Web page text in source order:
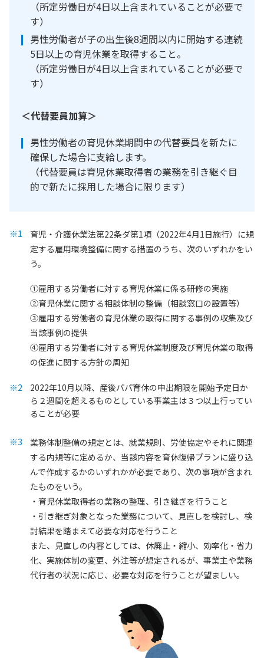
（所定労働日が4日以上含まれていることが必要で
す）
男性労働者が子の出生後8週間以内に開始する連続
5日以上の育児休業を取得すること。
（所定労働日が4日以上含まれていることが必要で
す）
＜代替要員加算＞
男性労働者の育児休業期間中の代替要員を新たに
確保した場合に支給します。
（代替要員は育児休業取得者の業務を引き継ぐ目
的で新たに採用した場合に限ります）
育児・介護休業法第22条ダ第1項（2022年4月1日施行）に規
定する雇用環境整備に関する措置のうち、次のいずれかをい
う。
①雇用する労働者に対する育児休業に係る研修の実施
②育児休業に関する相談体制の整備（相談窓口の設置等）
③雇用する労働者の育児休業の取得に関する事例の収集及び
当該事例の提供
④雇用する労働者に対する育児休業制度及び育児休業の取得
の促進に関する方針の周知
2022年10月以降、産後パパ育休の申出期限を開始予定日か
ら２週間を超えるものとしている事業主は３つ以上行ってい
ることが必要
業務体制整備の規定とは、就業規則、労使協定やそれに関連
する内規等に定めるか、当該内容を育休復帰プランに盛り込
んで作成するかのいずれかが必要であり、次の事項が含まれ
たものをいう。
・育児休業取得者の業務の整理、引き継ぎを行うこと
・引き継ぎ対象となった業務について、見直しを検討し、検
討結果を踏まえて必要な対応を行うこと
また、見直しの内容としては、休廃止・縮小、効率化・省力
化、実施体制の変更、外注等が想定されるが、事業主や業務
代行者の状況に応じ、必要な対応を行うことが望ましい。